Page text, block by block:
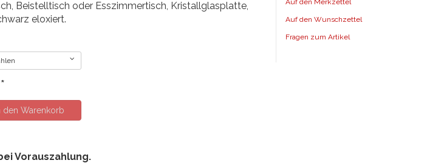
Beistelltisch oder Esszimmertisch, Kristallglasplatte,
eloxiert.
*
Warenkorb
Vorauszahlung.
Auf den Wunschzettel
Fragen zum Artikel